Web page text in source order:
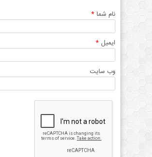
نام شما*
ایمیل *
وب سایت